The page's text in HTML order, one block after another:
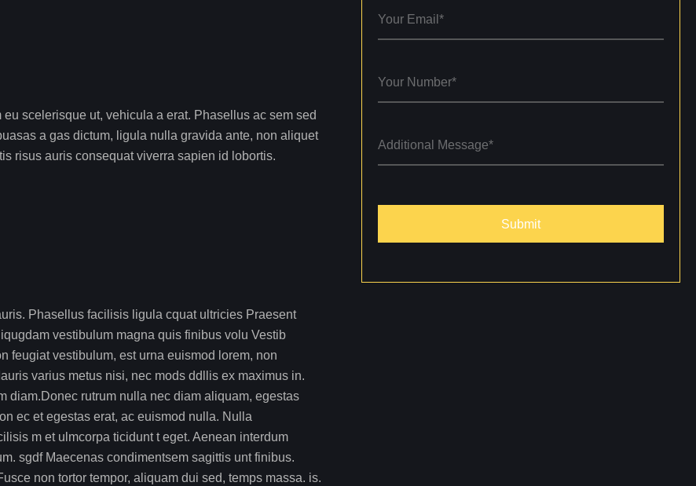
scelerisque ut, vehicula a erat. Phasellus ac sem sed
a gas dictum, ligula nulla gravida ante, non aliquet
risus auris consequat viverra sapien id lobortis.
Phasellus facilisis ligula cquat ultricies Praesent
vestibulum magna quis finibus volu Vestib
feugiat vestibulum, est urna euismod lorem, non
varius metus nisi, nec mods ddllis ex maximus in.
diam.Donec rutrum nulla nec diam aliquam, egestas
ec et egestas erat, ac euismod nulla. Nulla
m et ulmcorpa ticidunt t eget. Aenean interdum
sgdf Maecenas condimentsem sagittis unt finibus.
non tortor tempor, aliquam dui sed, temps massa. is.